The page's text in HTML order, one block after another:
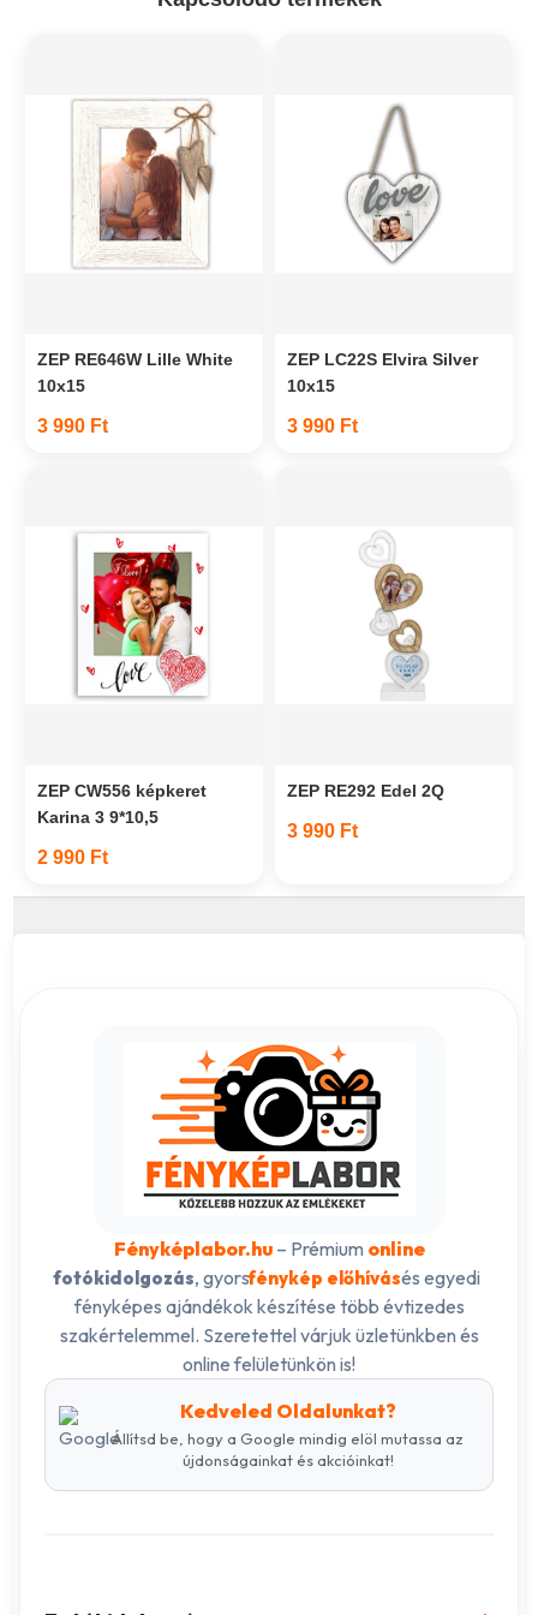
ZEP RE646W Lille White
10x15
3 990 Ft
ZEP LC22S Elvira Silver
10x15
3 990 Ft
ZEP CW556 képkeret
Karina 3 9*10,5
2 990 Ft
ZEP RE292 Edel 2Q
3 990 Ft
Fényképlabor.hu– Prémium online
fotókidolgozás, gyorsfénykép előhívásés egyedi
fényképes ajándékok készítése több évtizedes
szakértelemmel. Szeretettel várjuk üzletünkben és
online felületünkön is!
Kedveled Oldalunkat?
Állítsd be, hogy a Google mindig elöl mutassa az
újdonságainkat és akcióinkat!